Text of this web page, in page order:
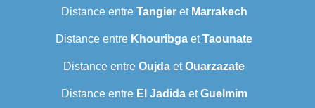
Distance entre Tangieret Marrakech
Distance entre Khouribga etTaounate
Distance entre Oujda etOuarzazate
Distance entre El JadidaetGuelmim